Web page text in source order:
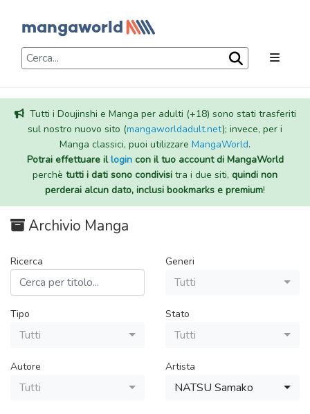
Tutti i Doujinshi e Manga per adulti (+18) sono stati trasferiti
sul nostro nuovo sito (mangaworldadult.net); invece, per i
Manga classici, puoi utilizzare MangaWorld.
Potrai effettuare illogincon il tuo account di MangaWorld
perchè tutti i dati sono condivisi tra i due siti, quindi non
perderai alcun dato, inclusi bookmarks e premium!
Archivio Manga
Ricerca Generi
Tutti
Tipo
Tutti
Stato
Tutti
Autore
Tutti
Artista
NATSU Samako